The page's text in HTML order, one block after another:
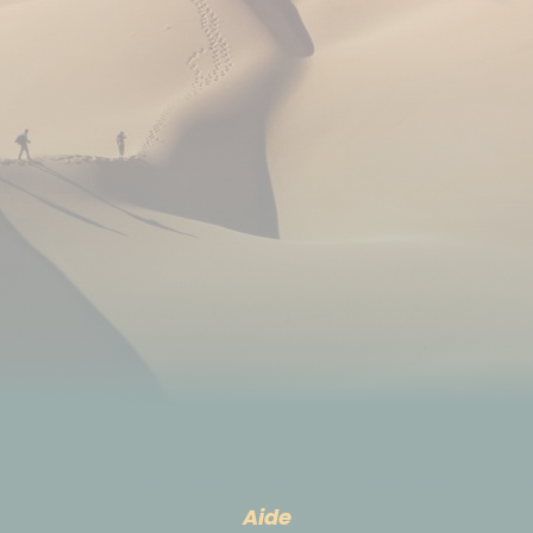
à l'aéroport de Tenerife Sud, J08.
Se loger avant ou après le circuit
Nuits supplémentaires, consulter l'onglet prix-option.
Parking pendant le circuit
La voiture de location est un gage de liberté sur ce
genre de destination. Aucun problème de parking
Aide